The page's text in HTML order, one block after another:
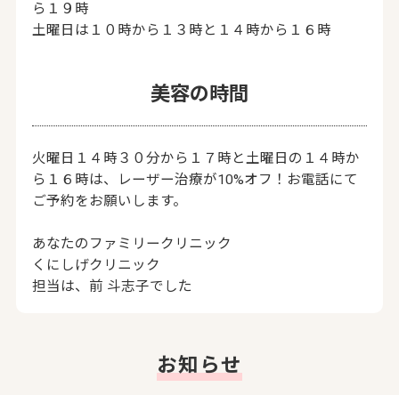
ら１９時
土曜日は１０時から１３時と１４時から１６時
美容の時間
火曜日１４時３０分から１７時と土曜日の１４時か
ら１６時は、レーザー治療が10%オフ！お電話にて
ご予約をお願いします。
あなたのファミリークリニック
くにしげクリニック
担当は、前 斗志子でした
お知らせ